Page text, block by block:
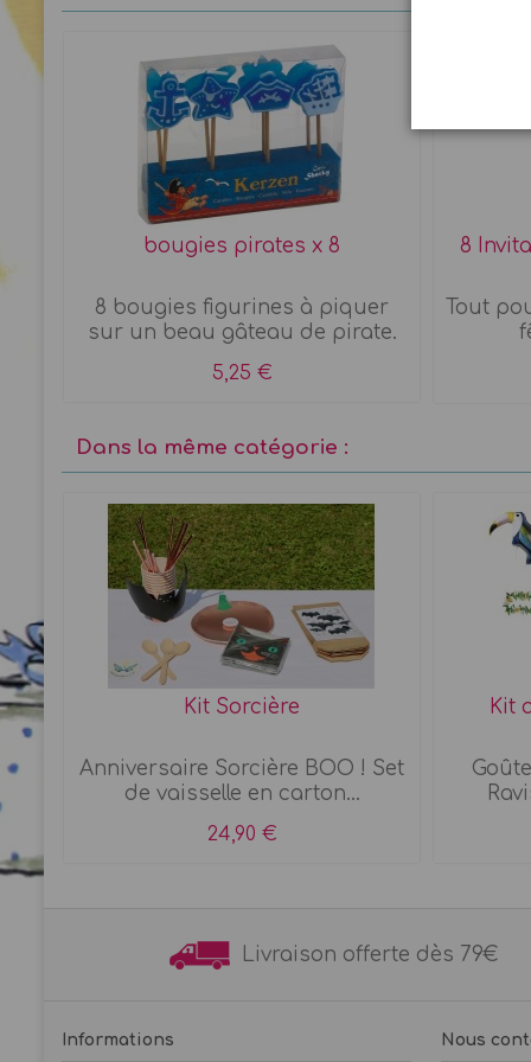
bougies pirates x 8
8 bougies figurines à piquer
sur un beau gâteau de pirate.
5,25 €
8
Tout
Dans la même catégorie :
& Kit Sorcière
Anniversaire Sorcière BOO ! Set
de vaisselle en carton...
24,90 €
Kit
Livraison offerte dès
Informations Nous